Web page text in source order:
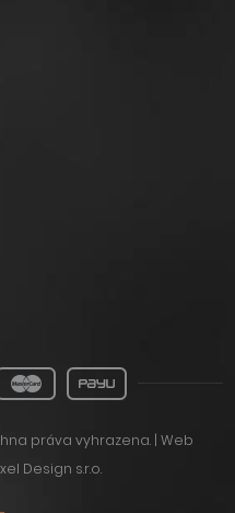
práva vyhrazena. | Web
Design s.r.o.